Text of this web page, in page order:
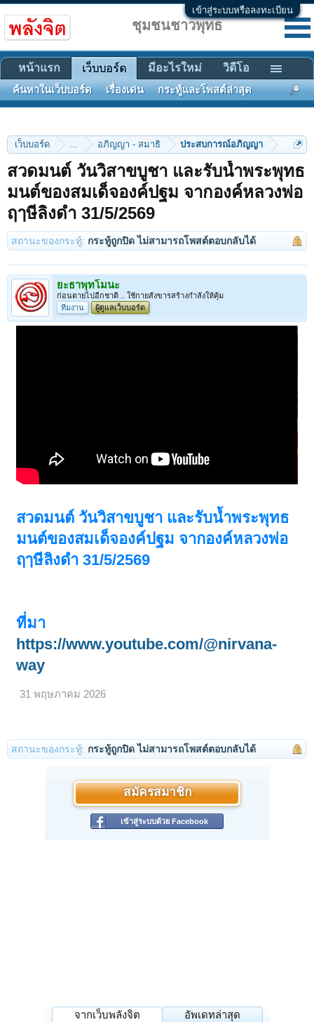
เข้าสู่ระบบหรือลงทะเบียน
เว็บบอร์ด ... อภิญญา - สมาธิ ประสบการณ์อภิญญา
สวดมนต์ วันวิสาขบูชา และรับน้ำพระพุทธ
มนต์ของสมเด็จองค์ปฐม จากองค์หลวงพ่อ
ฤๅษีลิงดำ 31/5/2569
สถานะของกระทู้: กระทู้ถูกปิด ไม่สามารถโพสต์ตอบกลับได้
ยะธาพุทโมนะ
ก่อนตายไปอีกชาติ .. ใช้กายสังขารสร้างกำลังให้คุ้ม
ทีมงาน
ผู้ดูแลเว็บบอร์ด
สวดมนต์ วันวิสาขบูชา และรับน้ำพระพุทธ
มนต์ของสมเด็จองค์ปฐม จากองค์หลวงพ่อ
ฤๅษีลิงดำ 31/5/2569
ที่มา
https://www.youtube.com/@nirvana-
way
31 พฤษภาคม 2026
สถานะของกระทู้: กระทู้ถูกปิด ไม่สามารถโพสต์ตอบกลับได้
สมัครสมาชิก
เข้าสู่ระบบด้วย Facebook
จากเว็บพลังจิต อัพเดทล่าสุด
ชุมชนชาวพุทธ
หน้าแรก เว็บบอร์ด
ค้นหาในเว็บบอร์ด เรื่องเด่น กระทู้และโพสต์ล่าสุด
มีอะไรใหม่ วิดีโอ